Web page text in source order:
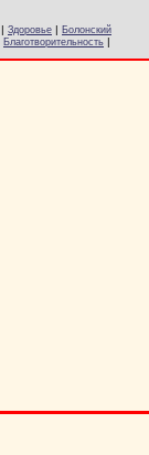
| Здоровье | Болонский
Благотворительность |